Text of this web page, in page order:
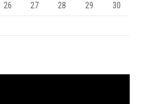
26 27 28 29
30